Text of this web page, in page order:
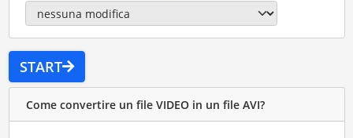
START
Come convertire un file VIDEO in un file AVI?